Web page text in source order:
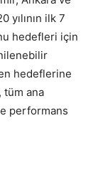
yılının ilk 7
hedefleri için
hedeflerine
tüm ana
performans